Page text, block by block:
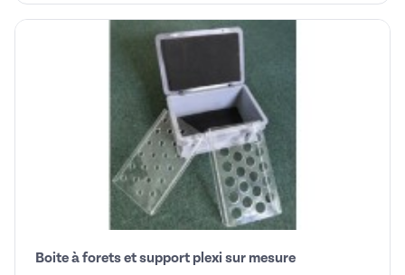
Boite à forets et support plexi sur mesure